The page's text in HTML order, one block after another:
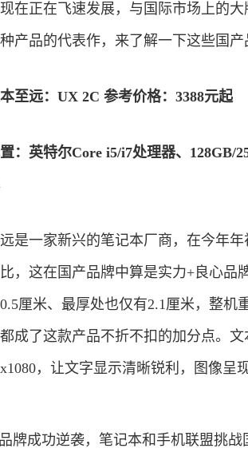
在正在飞速发展，与国际市场上的
产品的代表作，来了解一下这些国产
至远：UX 2C 参考价格：3388元起
：英特尔Core i5/i7处理器、128GB/
是一家新兴的笔记本厂商，在今年
，这在国产品牌中算是实力+良心品
厘米、最厚处也仅有2.1厘米，整机
成了这款产品不折不扣的加分点。
，让文字显示清晰锐利，图像呈